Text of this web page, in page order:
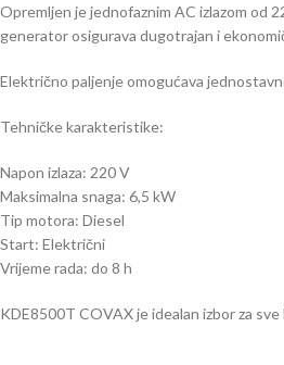
Opremljen je jednofaznim AC izlazom od
generator osigurava dugotrajan i
Električno paljenje omogućava
Tehničke karakteristike:
Napon izlaza: 220 V
Maksimalna snaga: 6,5 kW
Tip motora: Diesel
Start: Električni
Vrijeme rada: do 8 h
KDE8500T COVAX je idealan izbor za